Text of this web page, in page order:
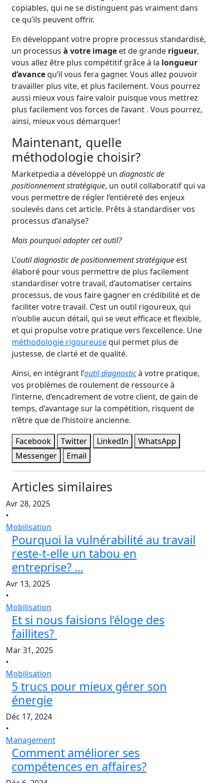
copiables, qui ne se distinguent pas vraiment dans
ce qu’ils peuvent offrir.
En développant votre propre processus standardisé,
un processus à votre image et de grande rigueur,
vous allez être plus compétitif grâce à la longueur
d’avancequ’il vous fera gagner. Vous allez pouvoir
travailler plus vite, et plus facilement. Vous pourrez
aussi mieux vous faire valoir puisque vous mettrez
plus facilement vos forces de l’avant . Vous pourrez,
ainsi, mieux vous démarquer!
Maintenant, quelle
méthodologie choisir?
Marketpedia a développé un diagnostic de
positionnement stratégique, un outil collaboratif qui va
vous permettre de régler l’entièreté des enjeux
soulevés dans cet article. Prêts à standardiser vos
processus d’analyse?
Mais pourquoi adopter cet outil?
L’outil diagnostic de positionnement stratégique est
élaboré pour vous permettre de plus facilement
standardiser votre travail, d’automatiser certains
processus, de vous faire gagner en crédibilité et de
faciliter votre travail. C’est un outil rigoureux, qui
n’oublie aucun détail, qui se veut efficace et flexible,
et qui propulse votre pratique vers l’excellence. Une
méthodologie rigoureusequi permet plus de
justesse, de clarté et de qualité.
Ainsi, en intégrant l’outil diagnosticà votre pratique,
vos problèmes de roulement de ressource à
l’interne, d’encadrement de votre client, de gain de
temps, d’avantage sur la compétition, risquent de
n’être que de l’histoire ancienne.
Facebook
Twitter LinkedIn
WhatsApp
Messenger
Email
Articles similaires
Avr 28, 2025
•
Mobilisation
Pourquoi la vulnérabilité au travail
reste-t-elle un tabou en
entreprise? ...
Avr 13, 2025
•
Mobilisation
Et si nous faisions l’éloge des
faillites?
Mar 31, 2025
•
Mobilisation
5 trucs pour mieux gérer son
énergie
Déc 17, 2024
•
Management
Comment améliorer ses
compétences en affaires?